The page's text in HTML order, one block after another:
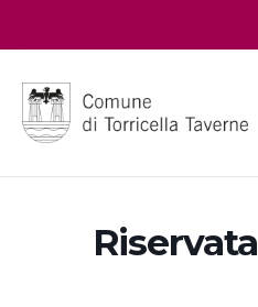
Riservata